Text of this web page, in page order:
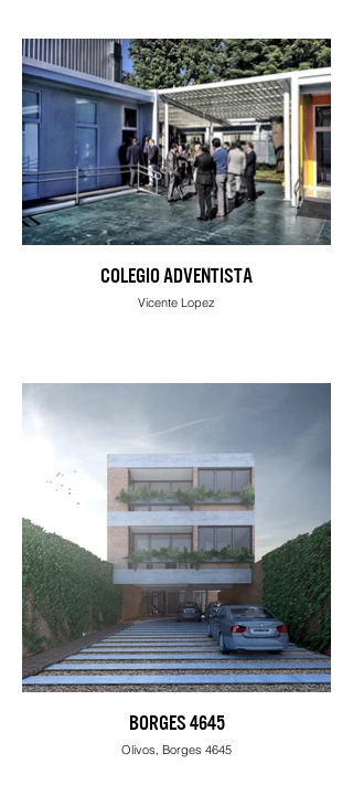
COLEGIO ADVENTISTA
Vicente Lopez
BORGES 4645
Olivos, Borges 4645